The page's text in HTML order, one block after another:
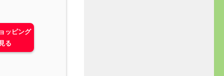
ッピング
る